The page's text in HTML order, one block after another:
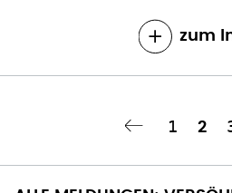
Seitennummerierung
Seite
1 2
Nächste Seite ››
Kirchen: Europa